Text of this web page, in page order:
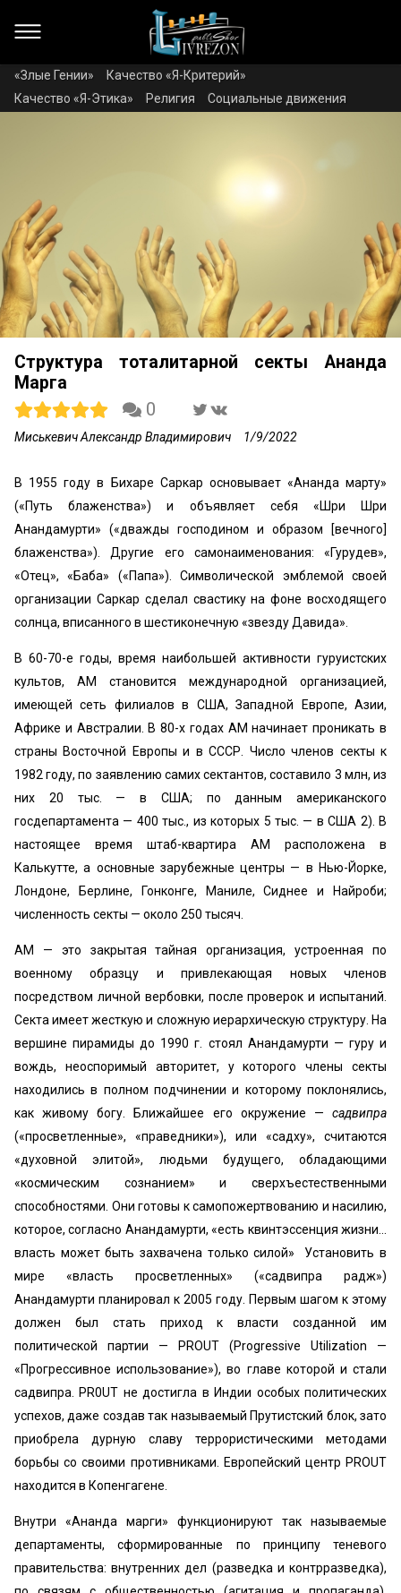
«Злые Гении»
Качество «Я-Критерий»
Качество «Я-Этика»
Религия Социальные движения
Структура тоталитарной секты Ананда
Марга
0
Миськевич Александр Владимирович 1/9/2022
В 1955 году в Бихаре Саркар основывает «Ананда марту»
(«Путь блаженства») и объявляет себя «Шри Шри
Анандамурти» («дважды господином и образом [вечного]
блаженства»). Другие его самонаименования: «Гурудев»,
«Отец», «Баба» («Папа»). Символической эмблемой своей
организации Саркар сделал свастику на фоне восходящего
солнца, вписанного в шестиконечную «звезду Давида».
В 60-70-е годы, время наибольшей активности гуруистских
культов, AM становится международной организацией,
имеющей сеть филиалов в США, Западной Европе, Азии,
Африке и Австралии. В 80-х годах AM начинает проникать в
страны Восточной Европы и в СССР. Число членов секты к
1982 году, по заявлению самих сектантов, составило 3 млн, из
них 20 тыс. — в США; по данным американского
госдепартамента — 400 тыс., из которых 5 тыс. — в США 2). В
настоящее время штаб-квартира AM расположена в
Калькутте, а основные зарубежные центры — в Нью-Йорке,
Лондоне, Берлине, Гонконге, Маниле, Сиднее и Найроби;
численность секты — около 250 тысяч.
AM — это закрытая тайная организация, устроенная по
военному образцу и привлекающая новых членов
посредством личной вербовки, после проверок и испытаний.
Секта имеет жесткую и сложную иерархическую структуру. На
вершине пирамиды до 1990 г. стоял Анандамурти — гуру и
вождь, неоспоримый авторитет, у которого члены секты
находились в полном подчинении и которому поклонялись,
как живому богу. Ближайшее его окружение — садвипра
(«просветленные», «праведники»), или «садху», считаются
«духовной элитой», людьми будущего, обладающими
«космическим сознанием» и сверхъестественными
способностями. Они готовы к самопожертвованию и насилию,
которое, согласно Анандамурти, «есть квинтэссенция жизни...
власть может быть захвачена только силой» Установить в
ми­ре «власть просветленных» («садвипра радж»)
Анандамурти планировал к 2005 году. Первым шагом к этому
должен был стать приход к власти созданной им
политической партии — PROUT (Progressive Utilization —
«Прогрессивное использование»), во главе которой и стали
садвипра. PR0UT не достигла в Индии особых политических
успехов, даже создав так называемый Прутистский блок, зато
приобрела дурную славу террористическими методами
борьбы со своими противниками. Европейский центр PROUT
находится в Копенгагене.
Внутри «Ананда марги» функционируют так называемые
департаменты, сформированные по принципу теневого
правительства: внутренних дел (разведка и контрразведка),